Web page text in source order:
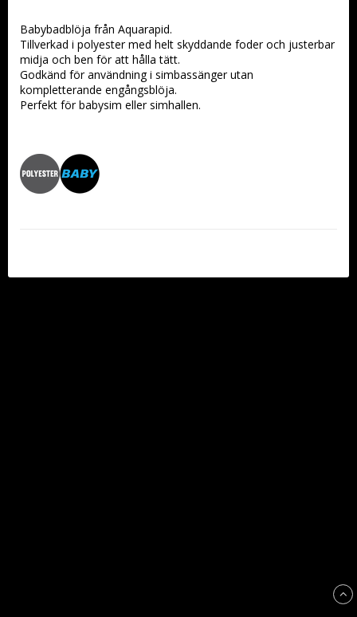
Babybadblöja från Aquarapid.
Tillverkad i polyester med helt skyddande foder och justerbar
midja och ben för att hålla tätt.
Godkänd för användning i simbassänger utan
kompletterande engångsblöja.
Perfekt för babysim eller simhallen.